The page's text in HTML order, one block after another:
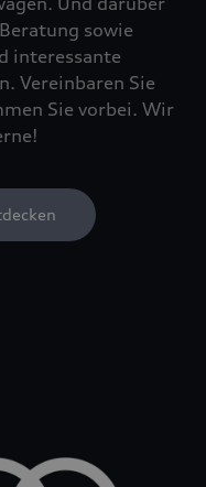
sowie
interessante
Vereinbaren Sie
Sie vorbei. Wir